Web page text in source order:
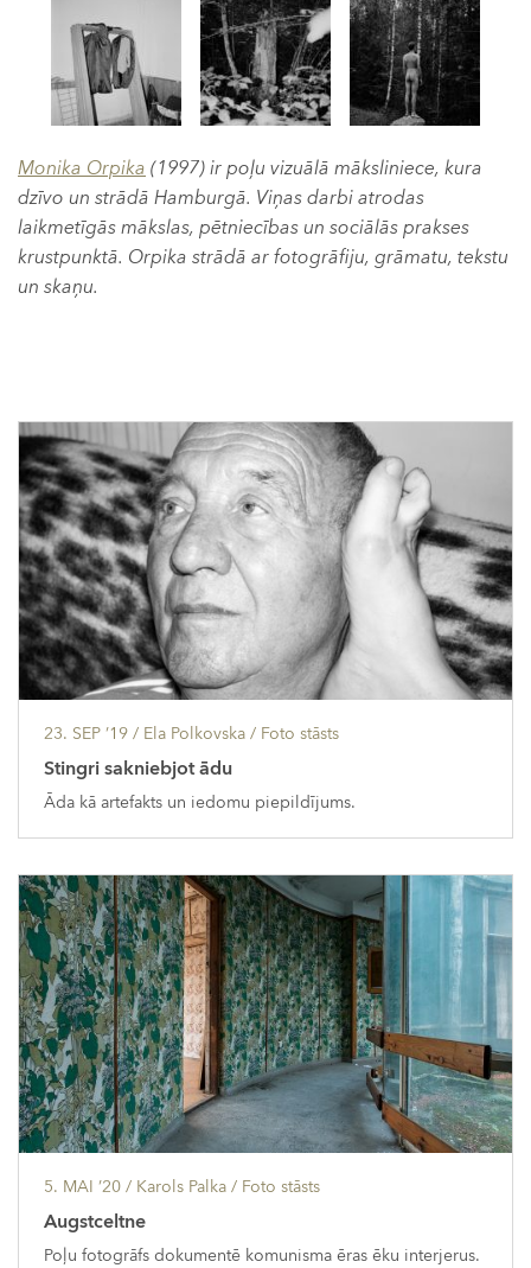
Monika Orpika (1997) ir poļu vizuālā māksliniece, kura
dzīvo un strādā Hamburgā. Viņas darbi atrodas
laikmetīgās mākslas, pētniecības un sociālās prakses
krustpunktā. Orpika strādā ar fotogrāfiju, grāmatu, tekstu
un skaņu.
23. SEP ’19 / Ela Polkovska / Foto stāsts
Stingri sakniebjot ādu
Āda kā artefakts un iedomu piepildījums.
5. MAI ’20 / Karols Palka / Foto stāsts
Augstceltne
Poļu fotogrāfs dokumentē komunisma ēras ēku interjerus.